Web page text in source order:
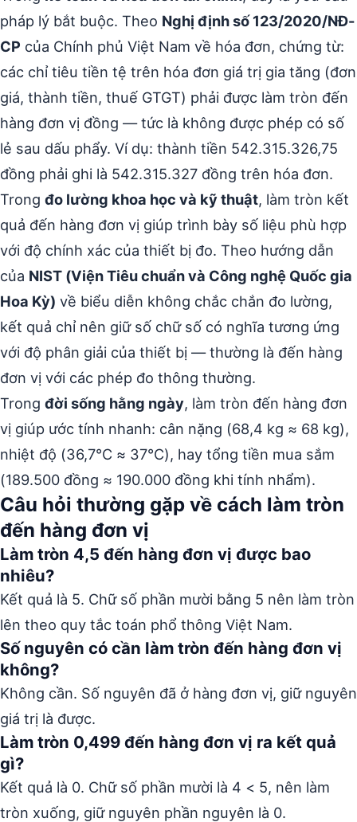
pháp lý bắt buộc. Theo Nghị định số 123/2020/NĐ-
CP của Chính phủ Việt Nam về hóa đơn, chứng từ:
các chỉ tiêu tiền tệ trên hóa đơn giá trị gia tăng (đơn
giá, thành tiền, thuế GTGT) phải được làm tròn đến
hàng đơn vị đồng — tức là không được phép có số
lẻ sau dấu phẩy. Ví dụ: thành tiền 542.315.326,75
đồng phải ghi là 542.315.327 đồng trên hóa đơn.
Trong đo lường khoa học và kỹ thuật, làm tròn kết
quả đến hàng đơn vị giúp trình bày số liệu phù hợp
với độ chính xác của thiết bị đo. Theo hướng dẫn
của NIST (Viện Tiêu chuẩn và Công nghệ Quốc gia
Hoa Kỳ) về biểu diễn không chắc chắn đo lường,
kết quả chỉ nên giữ số chữ số có nghĩa tương ứng
với độ phân giải của thiết bị — thường là đến hàng
đơn vị với các phép đo thông thường.
Trong đời sống hằng ngày, làm tròn đến hàng đơn
vị giúp ước tính nhanh: cân nặng (68,4 kg ≈ 68 kg),
nhiệt độ (36,7°C ≈ 37°C), hay tổng tiền mua sắm
(189.500 đồng ≈ 190.000 đồng khi tính nhẩm).
Câu hỏi thường gặp về cách làm tròn
đến hàng đơn vị
Làm tròn 4,5 đến hàng đơn vị được bao
nhiêu?
Kết quả là 5. Chữ số phần mười bằng 5 nên làm tròn
lên theo quy tắc toán phổ thông Việt Nam.
Số nguyên có cần làm tròn đến hàng đơn vị
không?
Không cần. Số nguyên đã ở hàng đơn vị, giữ nguyên
giá trị là được.
Làm tròn 0,499 đến hàng đơn vị ra kết quả
gì?
Kết quả là 0. Chữ số phần mười là 4 < 5, nên làm
tròn xuống, giữ nguyên phần nguyên là 0.